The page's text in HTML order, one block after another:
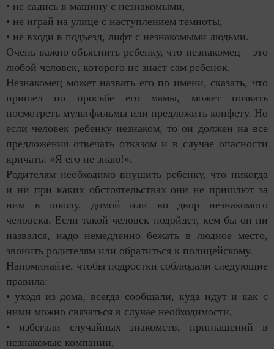
• не садись в машину с незнакомыми,
• не играй на улице с наступлением темноты,
• не входи в подъезд, лифт с незнакомыми людьми.
Очень важно объяснить ребенку, что незнакомец – это
любой человек, которого не знает сам ребенок.
Незнакомец может назвать его по имени, сказать, что
пришел по просьбе его мамы, может позвать
посмотреть мультфильмы или предложить конфету. Но
если человек ребенку незнаком, то он должен на все
предложения отвечать отказом и в случае опасности
кричать: «Я его не знаю!».
Родителям необходимо внушить ребенку, что никогда
и ни при каких обстоятельствах они не пришлют за
ним в школу, домой или во двор незнакомого
человека. Если такой человек подойдет, кем бы он ни
назвался, надо немедленно бежать в людное место,
звонить родителям или обратиться к полицейскому.
Напоминайте, чтобы подростки соблюдали следующие
правила:
• уходя из дома, всегда сообщали, куда идут и как с
ними можно связаться в случае необходимости,
• избегали случайных знакомств, приглашений в
незнакомые компании,